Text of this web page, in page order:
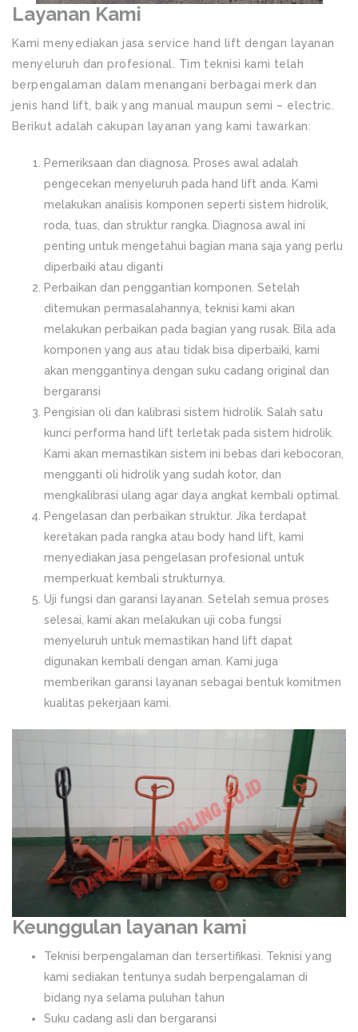
Layanan Kami
Kami menyediakan jasa service hand lift dengan layanan
menyeluruh dan profesional. Tim teknisi kami telah
berpengalaman dalam menangani berbagai merk dan
jenis hand lift, baik yang manual maupun semi – electric.
Berikut adalah cakupan layanan yang kami tawarkan:
Pemeriksaan dan diagnosa. Proses awal adalah
pengecekan menyeluruh pada hand lift anda. Kami
melakukan analisis komponen seperti sistem hidrolik,
roda, tuas, dan struktur rangka. Diagnosa awal ini
penting untuk mengetahui bagian mana saja yang perlu
diperbaiki atau diganti
Perbaikan dan penggantian komponen. Setelah
ditemukan permasalahannya, teknisi kami akan
melakukan perbaikan pada bagian yang rusak. Bila ada
komponen yang aus atau tidak bisa diperbaiki, kami
akan menggantinya dengan suku cadang original dan
bergaransi
Pengisian oli dan kalibrasi sistem hidrolik. Salah satu
kunci performa hand lift terletak pada sistem hidrolik.
Kami akan memastikan sistem ini bebas dari kebocoran,
mengganti oli hidrolik yang sudah kotor, dan
mengkalibrasi ulang agar daya angkat kembali optimal.
Pengelasan dan perbaikan struktur. Jika terdapat
keretakan pada rangka atau body hand lift, kami
menyediakan jasa pengelasan profesional untuk
memperkuat kembali strukturnya.
Uji fungsi dan garansi layanan. Setelah semua proses
selesai, kami akan melakukan uji coba fungsi
menyeluruh untuk memastikan hand lift dapat
digunakan kembali dengan aman. Kami juga
memberikan garansi layanan sebagai bentuk komitmen
kualitas pekerjaan kami.
Keunggulan layanan kami
Teknisi berpengalaman dan tersertifikasi. Teknisi yang
kami sediakan tentunya sudah berpengalaman di
bidang nya selama puluhan tahun
Suku cadang asli dan bergaransi